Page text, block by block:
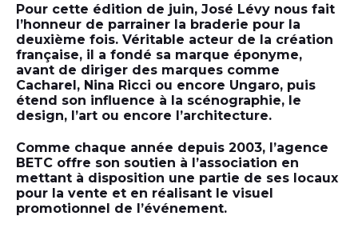
Pour cette édition de juin, José Lévy nous fait
l’honneur de parrainer la braderie pour la
deuxième fois. Véritable acteur de la création
française, il a fondé sa marque éponyme,
avant de diriger des marques comme
Cacharel, Nina Ricci ou encore Ungaro, puis
étend son influence à la scénographie, le
design, l’art ou encore l’architecture.
Comme chaque année depuis 2003, l’agence
BETC offre son soutien à l’association en
mettant à disposition une partie de ses locaux
pour la vente et en réalisant le visuel
promotionnel de l’événement.